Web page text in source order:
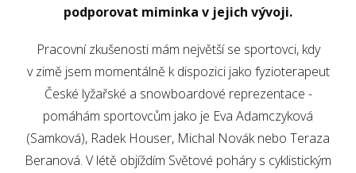
podporovat miminka v jejich vývoji.
Pracovní zkušenosti mám největší se sportovci, kdy
v zimě jsem momentálně k dispozici jako fyzioterapeut
České lyžařské a snowboardové reprezentace -
pomáhám sportovcům jako je Eva Adamczyková
(Samková), Radek Houser, Michal Novák nebo Teraza
Beranová. V létě objíždím Světové poháry s cyklistickým